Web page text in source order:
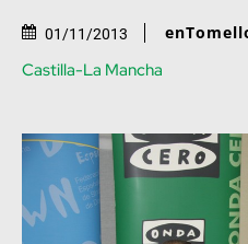
01/11/2013
Castilla-La Mancha